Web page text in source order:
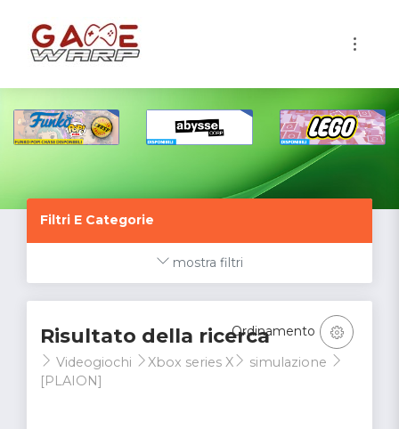
Filtri E Categorie
mostra filtri
Risultato della ricerca
Videogiochi Xbox series X
simulazione
[PLAION]
Ordinamento